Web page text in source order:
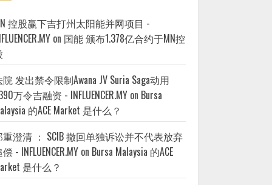
控股赢下吉打州太阳能并网项目 -
on 国能 颁布1.378亿合约于MN控
发出禁令限制Awana JV Suria Saga动用
万令吉融资 - INFLUENCER.MY on Bursa
的ACE Market 是什么？
重澄清 ： SCIB 撤回单独诉讼并不代表放弃
- INFLUENCER.MY on Bursa Malaysia 的ACE
是什么？